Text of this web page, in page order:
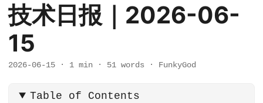
技术日报｜2026-06-
15
2026-06-15 · 1 min · 51 words · FunkyGod
Table of Contents